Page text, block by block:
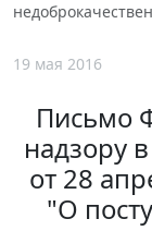
19 мая 2016
Письмо
надзору
от 28
"О